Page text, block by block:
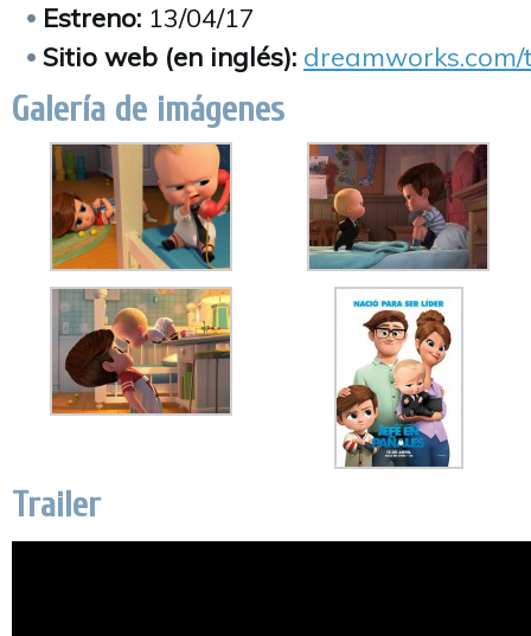
Estreno: 13/04/17
Sitio web (en inglés):
Galería de imágenes
Trailer